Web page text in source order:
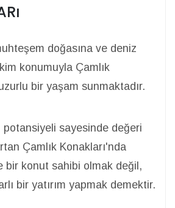
doğasına ve deniz
konumuyla Çamlık
bir yaşam sunmaktadır.
potansiyeli sayesinde değeri
Çamlık Konakları'nda
bir konut sahibi olmak değil,
bir yatırım yapmak demektir.